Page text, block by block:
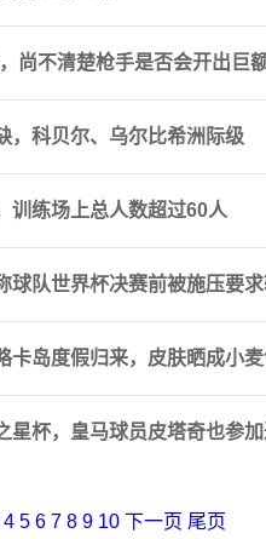
尚不清楚枪手是否会开出巨
，科贝尔、乌尔比希洲际级
训练场上总人数超过60人
球队世界杯决赛前被施压要
卡岛度假归来，皮肤晒成小
星杯，皇马球员皮塔奇也参
4 5 6 7 8 9 10 下一页 尾页